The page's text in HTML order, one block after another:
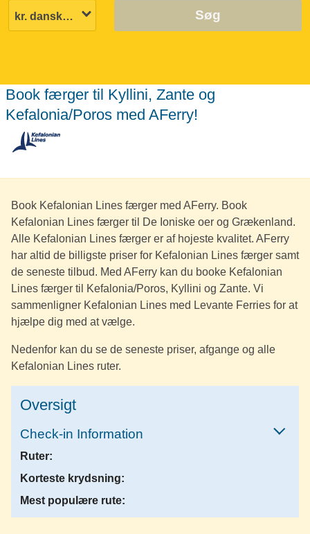
Søg
Book færger til Kyllini, Zante og
Kefalonia/Poros med AFerry!
Book Kefalonian Lines færger med AFerry. Book
Kefalonian Lines færger til De Ioniske oer og Grækenland.
Alle Kefalonian Lines færger er af hojeste kvalitet. AFerry
har altid de billigste priser for Kefalonian Lines færger samt
de seneste tilbud. Med AFerry kan du booke Kefalonian
Lines færger til Kefalonia/Poros, Kyllini og Zante. Vi
sammenligner Kefalonian Lines med Levante Ferries for at
hjælpe dig med at vælge.
Nedenfor kan du se de seneste priser, afgange og alle
Kefalonian Lines ruter.
Oversigt
Check-in Information
Ruter:
Korteste krydsning:
Mest populære rute: